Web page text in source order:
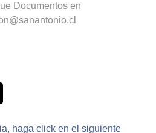
Documentos en
haga click en el siguiente